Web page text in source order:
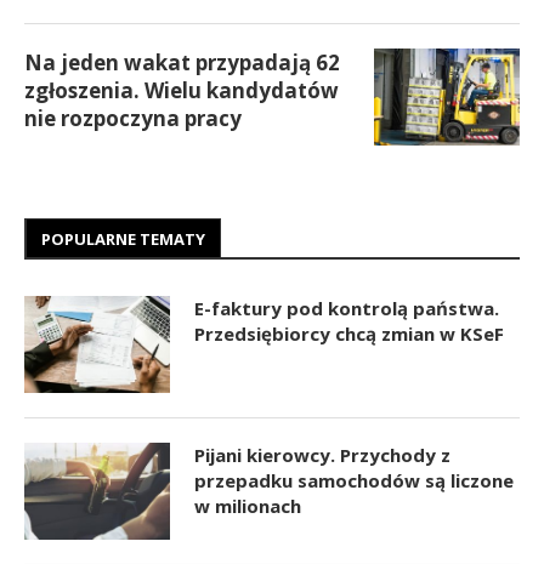
Na jeden wakat przypadają 62
zgłoszenia. Wielu kandydatów
nie rozpoczyna pracy
POPULARNE TEMATY
E-faktury pod kontrolą państwa.
Przedsiębiorcy chcą zmian w KSeF
Pijani kierowcy. Przychody z
przepadku samochodów są liczone
w milionach